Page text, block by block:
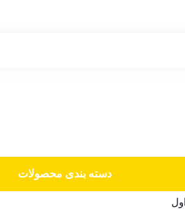
دسته‌ بندی محصولات